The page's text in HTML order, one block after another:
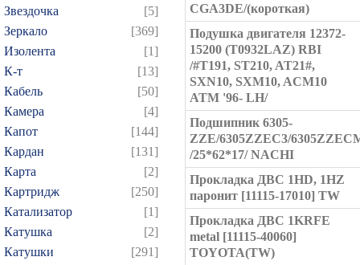
Звездочка
[5]
Зеркало
[369]
Изолента
[1]
К-т
[13]
Кабель
[50]
Камера
[4]
Капот
[144]
Кардан
[131]
Карта
[2]
Картридж
[250]
Катализатор
[1]
Катушка
[2]
Катушки
[291]
CGA3DE/(короткая)
Подушка двигателя 12372-
15200 (T0932LAZ) RBI
/#T191, ST210, AT21#,
SXN10, SXM10, ACM10
ATM '96- LH/
Подшипник 6305-
ZZE/6305ZZEC3/
/25*62*17/ NACHI
Прокладка ДВС 1HD, 1HZ
паронит [11115-17010] TW
Прокладка ДВС 1KRFE
metal [11115-40060]
TOYOTA(TW)